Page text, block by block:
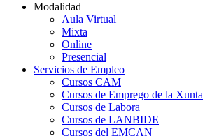
Modalidad
Aula Virtual
Mixta
Online
Presencial
Servicios de Empleo
Cursos CAM
Cursos de Emprego de la Xunta
Cursos de Labora
Cursos de LANBIDE
Cursos del EMCAN